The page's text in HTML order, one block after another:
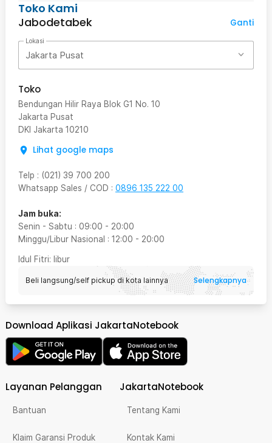
Toko Kami
Jabodetabek
Ganti
Lokasi
Jakarta Pusat
Toko
Bendungan Hilir Raya Blok G1 No. 10
Jakarta Pusat
DKI Jakarta 10210
Lihat google maps
Telp : (021) 39 700 200
Whatsapp Sales / COD : 0896 135 222 00
Jam buka:
Senin - Sabtu : 09:00 - 20:00
Minggu/Libur Nasional : 12:00 - 20:00
Idul Fitri: libur
Beli langsung/self pickup di kota lainnya Selengkapnya
Download Aplikasi JakartaNotebook
Layanan Pelanggan
Bantuan
Klaim Garansi Produk
JakartaNotebook
Tentang Kami
Kontak Kami